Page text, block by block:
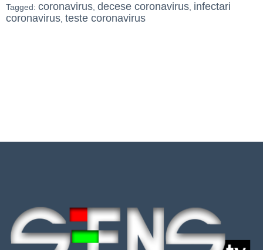
Tagged: coronavirus decese coronavirus infectari
coronavirus teste coronavirus